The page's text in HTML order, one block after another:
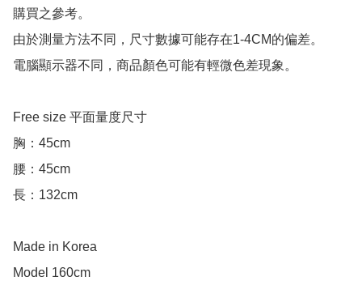
購買之參考。
由於測量方法不同，尺寸數據可能存在1-4CM的偏差。
電腦顯示器不同，商品顏色可能有輕微色差現象。
Free size 平面量度尺寸
胸：45cm
腰：45cm
長：132cm
Made in Korea
Model 160cm